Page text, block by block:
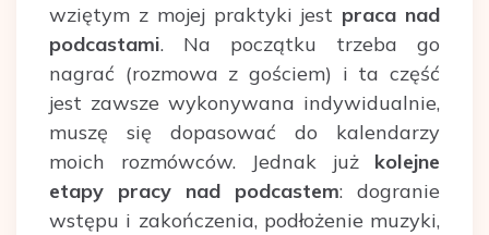
wziętym z mojej praktyki jest praca nad
podcastami. Na początku trzeba go
nagrać (rozmowa z gościem) i ta część
jest zawsze wykonywana indywidualnie,
muszę się dopasować do kalendarzy
moich rozmówców. Jednak już kolejne
etapy pracy nad podcastem: dogranie
wstępu i zakończenia, podłożenie muzyki,